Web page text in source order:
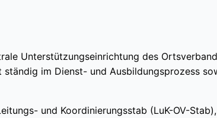
Unterstützungseinrichtung des
im Dienst- und Ausbildungsprozess
und Koordinierungsstab (LuK-OV-